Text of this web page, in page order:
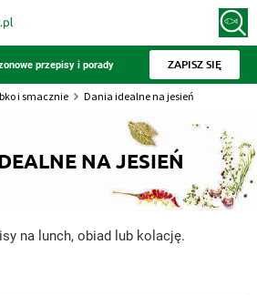
przepisy i porady ZAPISZ SIĘ
i smacznie Dania idealne na jesień
NA JESIEŃ
na lunch, obiad lub kolację.